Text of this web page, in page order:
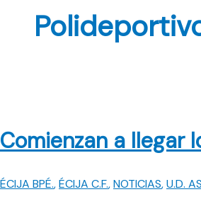
Comienzan a llegar
ÉCIJA BPÉ.,ÉCIJA C.F.,NOTICIAS,U.D.